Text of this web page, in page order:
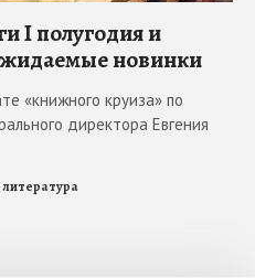
I полугодия и
новинки
«книжного круиза» по
директора Евгения